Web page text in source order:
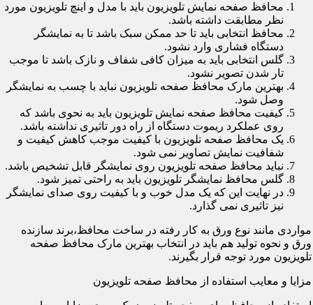
محافظ صفحه نمایش تلویزیون باید با مدل و اینچ تلویزیون مورد
نظر مطابقت داشته باشد.
محافظ انتخابی باید تا حد ممکن سبک باشد تا به نمایشگر
دستگاه فشاری وارد نشود.
گلس انتخابی باید به میزان کافی شفاف و نازک باشد تا موجب
تار شدن تصویر نشود.
بهترین مارک محافظ صفحه تلویزیون نباید با چسب به نمایشگر
وصل شود.
کیفیت محافظ صفحه نمایش تلویزیون باید به نحوی باشد که
روی عملکرد ریموت دستگاه از راه دور تاثیری نداشته باشد.
یک محافظ صفحه تلویزیون با کیفیت موجب کاهش کیفیت و
شفافیت نمایش تصاویر نمی شود.
نباید محافظ صفحه تلویزیون روی نمایشگر قابل تشخیص باشد.
گلس محافظ نمایشگر تلویزیون باید به راحتی تمیز شود.
در نهایت این که یک مدل خوب و با کیفیت روی صدای نمایشگر
نیز تاثیری نمی گذارد.
مواردی مانند نوع ورق به کار رفته در ساخت محافظ،برند سازنده
ورق و نحوه تولید هم باید در انتخاب بهترین مارک محافظ صفحه
تلویزیون مورد توجه قرار بگیرند.
مزایا و معایب استفاده از محافظ صفحه تلویزیون